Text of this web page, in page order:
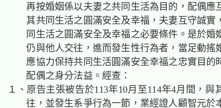
再按婚姻係以夫妻之共同生活為目的， 配偶應
其共同生活之圓滿安全及幸福，夫妻互守誠實
同生活之圓滿安全及幸福之必要條件。是於婚
仍與他人交往，進而發生性行為者，當足動搖
應協力保持共同生活圓滿安全幸福之忠實目的
配偶之身分法益。經查：
１、原告主張被告於113年10月至114年4月間，與
往，並發生系爭行為一節，業經證人顧智元於